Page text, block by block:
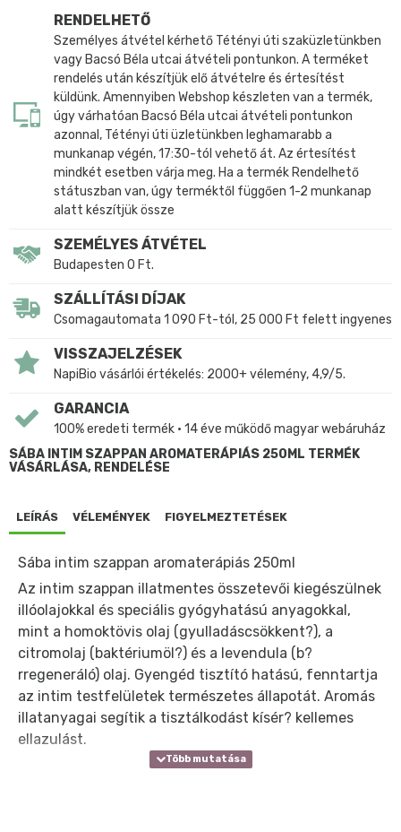
RENDELHETŐ
Személyes átvétel kérhető Tétényi úti szaküzletünkben
vagy Bacsó Béla utcai átvételi pontunkon. A terméket
rendelés után készítjük elő átvételre és értesítést
küldünk. Amennyiben Webshop készleten van a termék,
úgy várhatóan Bacsó Béla utcai átvételi pontunkon
azonnal, Tétényi úti üzletünkben leghamarabb a
munkanap végén, 17:30-tól vehető át. Az értesítést
mindkét esetben várja meg. Ha a termék Rendelhető
státuszban van, úgy terméktől függően 1-2 munkanap
alatt készítjük össze
SZEMÉLYES ÁTVÉTEL
Budapesten 0 Ft.
SZÁLLÍTÁSI DÍJAK
Csomagautomata 1 090 Ft-tól, 25 000 Ft felett ingyenes
VISSZAJELZÉSEK
NapiBio vásárlói értékelés: 2000+ vélemény, 4,9/5.
GARANCIA
100% eredeti termék • 14 éve működő magyar webáruház
SÁBA INTIM SZAPPAN AROMATERÁPIÁS 250ML TERMÉK
VÁSÁRLÁSA, RENDELÉSE
LEÍRÁS VÉLEMÉNYEK FIGYELMEZTETÉSEK
Sába intim szappan aromaterápiás 250ml
Az intim szappan illatmentes összetevői kiegészülnek
illóolajokkal és speciális gyógyhatású anyagokkal,
mint a homoktövis olaj (gyulladáscsökkent?), a
citromolaj (baktériumöl?) és a levendula (b?
rregeneráló) olaj. Gyengéd tisztító hatású, fenntartja
az intim testfelületek természetes állapotát. Aromás
illatanyagai segítik a tisztálkodást kísér? kellemes
ellazulást.